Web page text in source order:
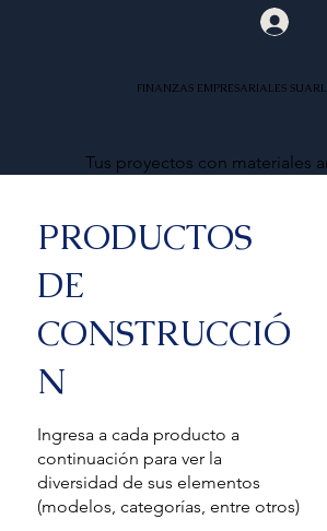
FINANZAS EMPRESARIALES
Tus proyectos con materiales
PRODUCTOS
DE
CONSTRUCCIÓ
N
Ingresa a cada producto a
continuación para ver la
diversidad de sus elementos
(modelos, categorías, entre otros)